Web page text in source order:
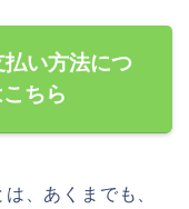
い方法につ
ちら
、あくまでも、